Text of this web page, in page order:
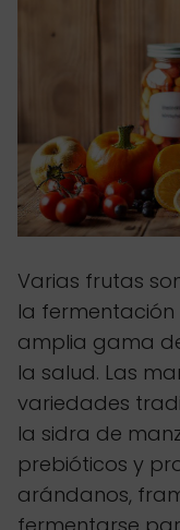
Varias frutas
la
amplia gama
la salud. Las
variedades
la sidra de
prebióticos y
arándanos,